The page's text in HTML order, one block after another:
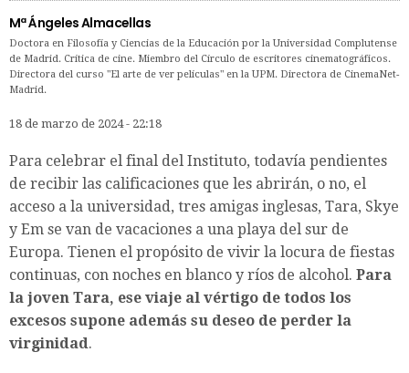
Mª Ángeles Almacellas
Doctora en Filosofía y Ciencias de la Educación por la Universidad Complutense
de Madrid. Crítica de cine. Miembro del Círculo de escritores cinematográficos.
Directora del curso "El arte de ver películas" en la UPM. Directora de CinemaNet-
Madrid.
18 de marzo de 2024 - 22:18
Para celebrar el final del Instituto, todavía pendientes
de recibir las calificaciones que les abrirán, o no, el
acceso a la universidad, tres amigas inglesas, Tara, Skye
y Em se van de vacaciones a una playa del sur de
Europa. Tienen el propósito de vivir la locura de fiestas
continuas, con noches en blanco y ríos de alcohol. Para
la joven Tara, ese viaje al vértigo de todos los
excesos supone además su deseo de perder la
virginidad.